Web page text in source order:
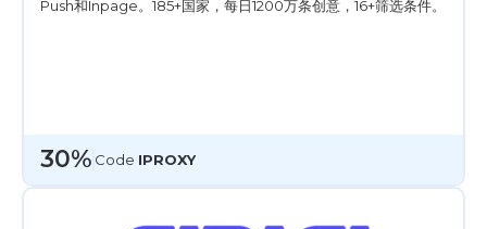
Push和Inpage。185+国家，每日1200万条创意，16+筛选条件。
30% Сode IPROXY